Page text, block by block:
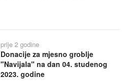
prije 2 godine
Donacije za mjesno groblje
"Navijala" na dan 04. studenog
2023. godine